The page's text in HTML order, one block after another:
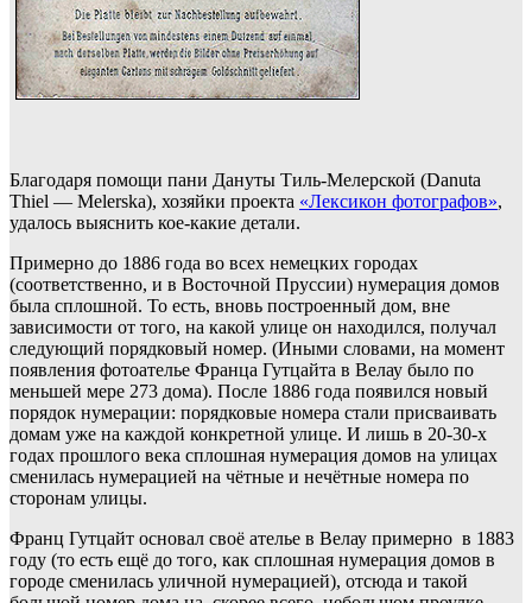
Благодаря помощи пани Дануты Тиль-Мелерской (Danuta
Thiel — Melerska), хозяйки проекта «Лексикон фотографов»,
удалось выяснить кое-какие детали.
Примерно до 1886 года во всех немецких городах
(соответственно, и в Восточной Пруссии) нумерация домов
была сплошной. То есть, вновь построенный дом, вне
зависимости от того, на какой улице он находился, получал
следующий порядковый номер. (Иными словами, на момент
появления фотоателье Франца Гутцайта в Велау было по
меньшей мере 273 дома). После 1886 года появился новый
порядок нумерации: порядковые номера стали присваивать
домам уже на каждой конкретной улице. И лишь в 20-30-х
годах прошлого века сплошная нумерация домов на улицах
сменилась нумерацией на чётные и нечётные номера по
сторонам улицы.
Франц Гутцайт основал своё ателье в Велау примерно в 1883
году (то есть ещё до того, как сплошная нумерация домов в
городе сменилась уличной нумерацией), отсюда и такой